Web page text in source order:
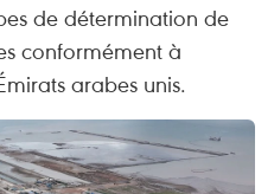
de détermination de
conformément à
arabes unis.